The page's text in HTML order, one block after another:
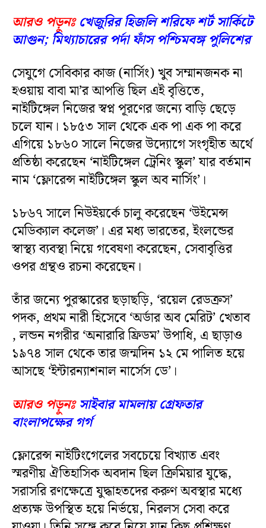
আরও পড়ুনঃ খেজুরির হিজলি শরিফে শর্ট সার্কিটে
আগুন; মিথ্যাচারের পর্দা ফাঁস পশ্চিমবঙ্গ পুলিশের
সেযুগে সেবিকার কাজ (নার্সিং) খুব সম্মানজনক না
হওয়ায় বাবা মা’র আপত্তি ছিল এই বৃত্তিতে,
নাইটিঙ্গেল নিজের স্বপ্ন পূরণের জন্যে বাড়ি ছেড়ে
চলে যান। ১৮৫৩ সাল থেকে এক পা এক পা করে
এগিয়ে ১৮৬০ সালে নিজের উদ্যোগে সংগৃহীত অর্থে
প্রতিষ্ঠা করেছেন ‘নাইটিঙ্গেল ট্রেনিং স্কুল’ যার বর্তমান
নাম ‘ফ্লোরেন্স নাইটিঙ্গেল স্কুল অব নার্সিং’।
১৮৬৭ সালে নিউইয়র্কে চালু করেছেন ‘উইমেন্স
মেডিক্যাল কলেজ’। এর মধ্য ভারতের, ইংলন্ডের
স্বাস্থ্য ব্যবস্থা নিয়ে গবেষণা করেছেন, সেবাবৃত্তির
ওপর গ্ৰন্থও রচনা করেছেন।
তাঁর জন্যে পুরস্কারের ছড়াছড়ি, ‘রয়েল রেডক্রস’
পদক, প্রথম নারী হিসেবে ‘অর্ডার অব মেরিট’ খেতাব
, লন্ডন নগরীর ‘অনারারি ফ্রিডম’ উপাধি, এ ছাড়াও
১৯৭৪ সাল থেকে তার জন্মদিন ১২ মে পালিত হয়ে
আসছে ‘ইন্টারন্যাশনাল নার্সেস ডে’।
আরও পড়ুনঃ সাইবার মামলায় গ্রেফতার
বাংলাপক্ষের গর্গ
ফ্লোরেন্স নাইটিংগেলের সবচেয়ে বিখ্যাত এবং
স্মরণীয় ঐতিহাসিক অবদান ছিল ক্রিমিয়ার যুদ্ধে,
সরাসরি রণক্ষেত্রে যুদ্ধাহতদের করুণ অবস্থার মধ্যে
প্রত্যক্ষ উপস্থিত হয়ে নির্ভয়ে, নিরলস সেবা করে